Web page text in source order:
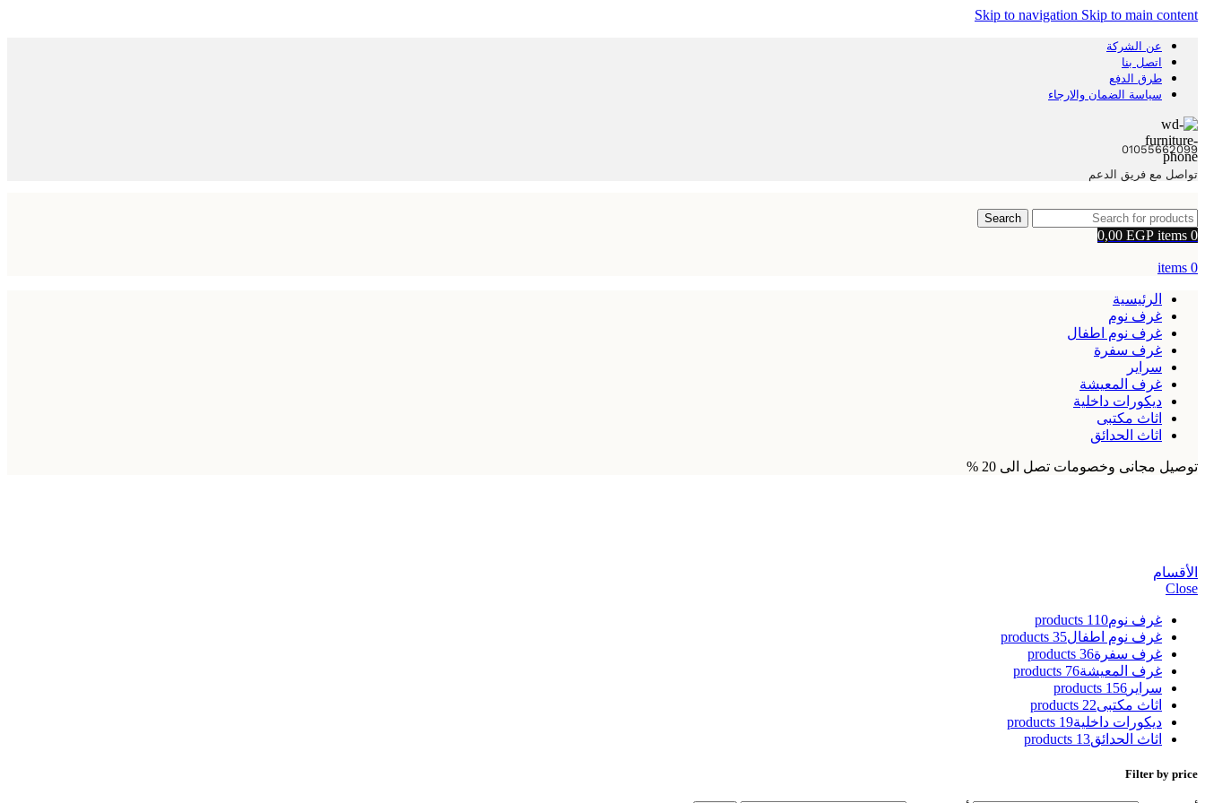
Skip to navigation Skip to main content
عن الشركة
اتصل بنا
طرق الدفع
سياسة الضمان والارجاء
01055662099
تواصل مع فريق الدعم
Search
0
items
0,00 EGP
0
items
الرئيسية
غرف نوم
غرف نوم اطفال
غرف سفرة
سراير
غرف المعيشة
ديكورات داخلية
اثاث مكتبى
اثاث الحدائق
توصيل مجانى وخصومات تصل الى 20 %
الأقسام
Close
غرف نوم110 products
غرف نوم اطفال35 products
غرف سفرة36 products
غرف المعيشة76 products
سراير 156 products
اثاث مكتبى22 products
ديكورات داخلية19 products
اثاث الحدائق13 products
Filter by price